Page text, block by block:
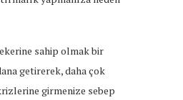
sahip olmak bir
getirerek, daha çok
girmenize sebep